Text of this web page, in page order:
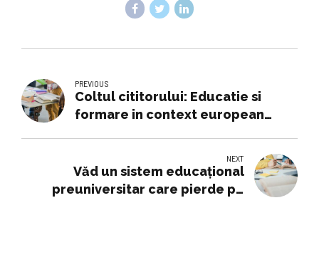
PREVIOUS
Coltul cititorului: Educatie si
formare in context european
NEXT
Văd un sistem educaţional
preuniversitar care pierde pe